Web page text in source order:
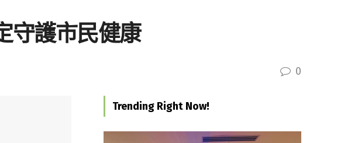
守護市民健康
0
Trending Right Now!